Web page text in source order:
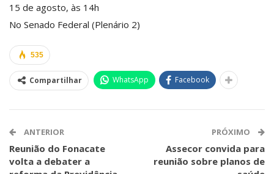
15 de agosto, às 14h
No Senado Federal (Plenário 2)
535
Compartilhar WhatsApp Facebook
ANTERIOR
Reunião do Fonacate
volta a debater a
PRÓXIMO
Assecor convida para
reunião sobre planos de